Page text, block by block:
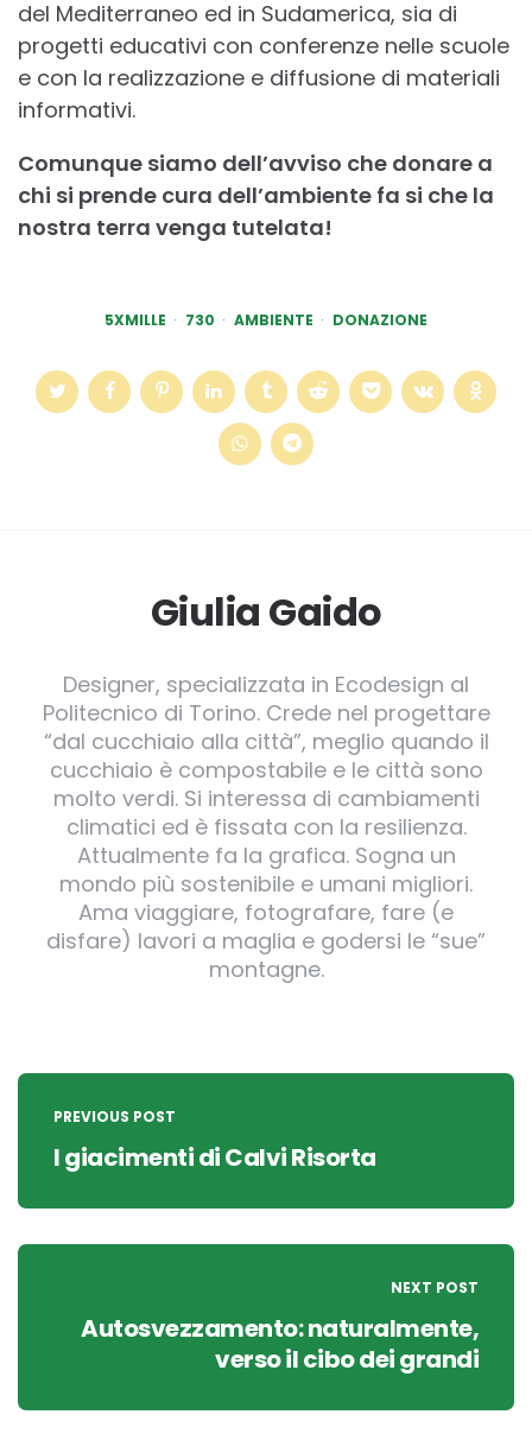
del Mediterraneo ed in Sudamerica, sia di
progetti educativi con conferenze nelle scuole
e con la realizzazione e diffusione di materiali
informativi.
Comunque siamo dell’avviso che donare a
chi si prende cura dell’ambiente fa si che la
nostra terra venga tutelata!
5XMILLE 730 AMBIENTE DONAZIONE
Giulia Gaido
Designer, specializzata in Ecodesign al
Politecnico di Torino. Crede nel progettare
“dal cucchiaio alla città”, meglio quando il
cucchiaio è compostabile e le città sono
molto verdi. Si interessa di cambiamenti
climatici ed è fissata con la resilienza.
Attualmente fa la grafica. Sogna un
mondo più sostenibile e umani migliori.
Ama viaggiare, fotografare, fare (e
disfare) lavori a maglia e godersi le “sue”
montagne.
Post
navigation
PREVIOUS POST
I giacimenti di Calvi Risorta
NEXT POST
Autosvezzamento: naturalmente,
verso il cibo dei grandi